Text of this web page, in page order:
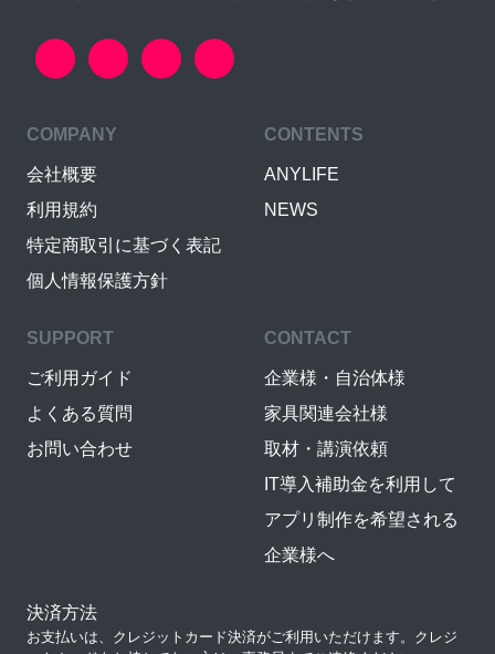
COMPANY
会社概要
利用規約
特定商取引に基づく表記
個人情報保護方針
CONTENTS
ANYLIFE
NEWS
SUPPORT
ご利用ガイド
よくある質問
お問い合わせ
CONTACT
企業様・自治体様
家具関連会社様
取材・講演依頼
IT導入補助金を利用して
アプリ制作を希望される
企業様へ
決済方法
お支払いは、クレジットカード決済がご利用いただけます。クレジ